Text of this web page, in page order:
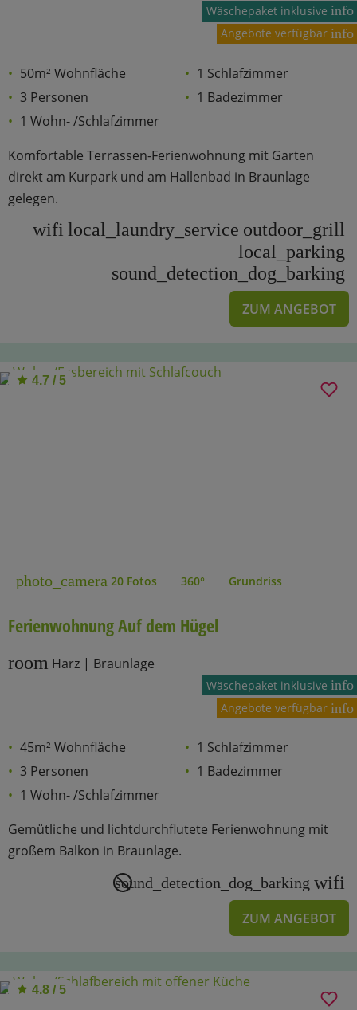
Wäschepaket inklusiveinfo
Angebote verfügbar info
50m² Wohnfläche
3 Personen
1 Wohn- /Schlafzimmer
1 Schlafzimmer
1 Badezimmer
Komfortable Terrassen-Ferienwohnung mit Garten
direkt am Kurpark und am Hallenbad in Braunlage
gelegen.
wifi local_laundry_service outdoor_grill
local_parking
sound_detection_dog_barking
ZUM ANGEBOT
4.7 / 5
photo_camera 20 Fotos 360° Grundriss
Ferienwohnung Auf dem Hügel
room Harz | Braunlage
Wäschepaket inklusiveinfo
Angebote verfügbar info
45m² Wohnfläche
3 Personen
1 Wohn- /Schlafzimmer
1 Schlafzimmer
1 Badezimmer
Gemütliche und lichtdurchflutete Ferienwohnung mit
großem Balkon in Braunlage.
sound_detection_dog_barking wifi
ZUM ANGEBOT
4.8 / 5